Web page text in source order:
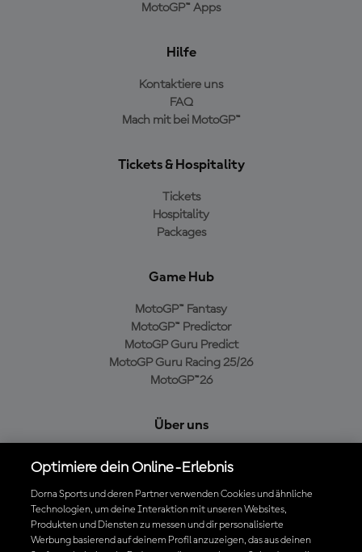
MotoGP™ Apps
Hilfe
Kontaktiere uns
FAQ
Mach mit bei MotoGP™
Tickets & Hospitality
Tickets
Hospitality
Packages
Game Hub
MotoGP™ Fantasy
MotoGP™ Predictor
MotoGP Guru Predict
MotoGP Guru Racing 25/26
MotoGP™26
Über uns
Cookie-Richtlinien
Geschäftsbedingungen
Datenschutzrichtlinien
Kaufrichtlinie
Optimiere dein Online-Erlebnis
Dorna Sports und deren Partner verwenden Cookies und ähnliche
Technologien, um deine Interaktion mit unseren Websites,
Produkten und Diensten zu messen und dir personalisierte
Werbung basierend auf deinem Profil anzuzeigen, das aus deinen